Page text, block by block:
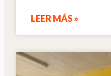
LEER MÁS »